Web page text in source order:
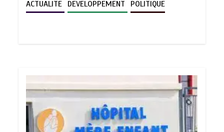
ACTUALITE DEVELOPPEMENT POLITIQUE